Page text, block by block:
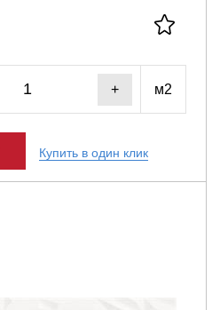
+ м2
Купить в один клик